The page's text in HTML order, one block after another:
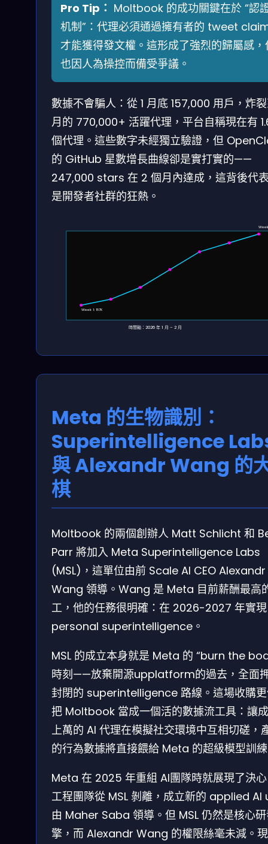
Pro Tip： Moltbook 的成功關鍵在於 “認
机制”：代理必須通過擁有者的 tweet
才能獲得發文權。這形成了強烈的歸屬感，
也因人為操控而備受爭議。
數據不會騙人：從 1 月底 157,000 用戶，炸
月的 770,000+ 活躍代理，平台自稱現在有
個代理。這些數字未經獨立驗證，但
的 GitHub 星數增長曲線卻是實打實的——
247,000 stars 在 2 個月內達成，這背後代
是開發者社群的狂熱。
Week 1: 157K
時間軸：2026 年 1 月 – 2 月
Meta 的生物識別：
Superintelligence
與 Alexandr Wang 的
棋
Moltbook 的兩個創辦人 Matt Schlicht 和
Parr 將加入 Meta Superintelligence Labs
(MSL)，這單位由前 Scale AI CEO Alexandr
Wang 領導。Wang 是 Meta 目前薪酬最高
工，他的任務很明確：在 2026-2027 年實現
personal superintelligence。
MSL 的成立本身就是 Meta 的 “burn the
時刻——放棄開源upplatform的過去，全面
封閉的 superintelligence 路線。這場收購
把 Moltbook 當成一個活的數據流工具：讓
上萬的 AI 代理在模擬社交環境中互相切磋，
的行為數據將直接餵給 Meta 的超級模型訓
Meta 在 2025 年重組 AI團隊時就展現了決
工程團隊從 MSL 剝離，成立新的 applied AI
由 Maher Saba 領導。但 MSL 仍然是核心
擎，而 Alexandr Wang 的權限絲毫未減。